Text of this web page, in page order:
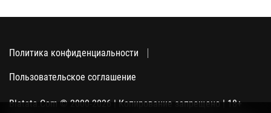
Политика конфиденциальности
Пользовательское соглашение
Blatata.Com © 2000-2026 | Копирование запрещено | 18+